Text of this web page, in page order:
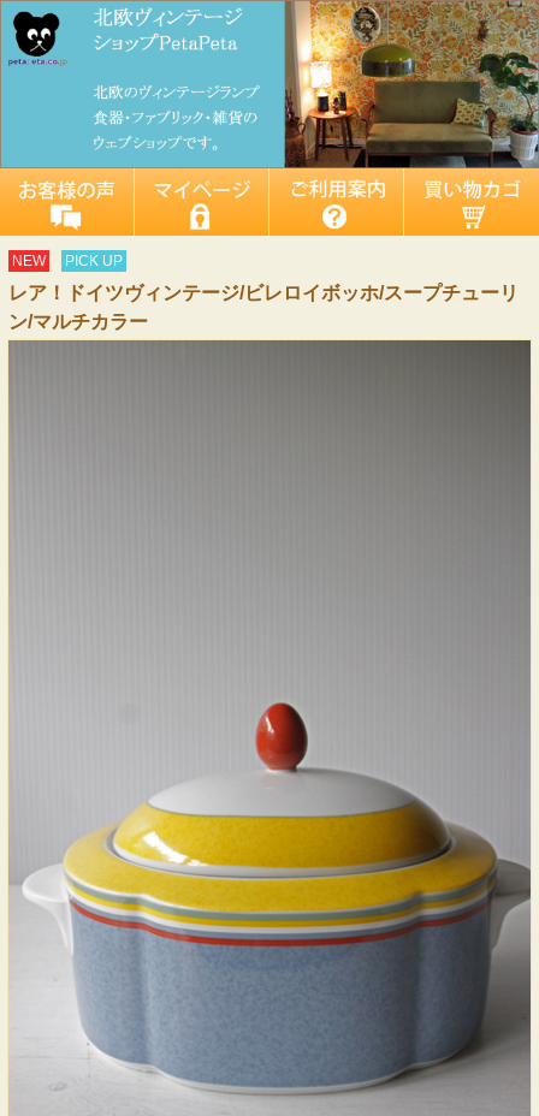
NEW PICK UP
レア！ドイツヴィンテージ/ビレロイボッホ/スープチューリ
ン/マルチカラー